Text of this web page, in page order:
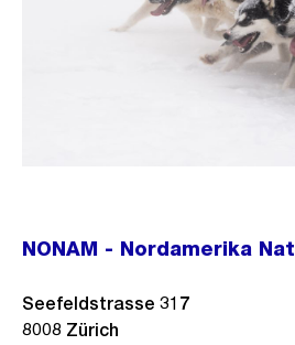
NONAM - Nordamerika
Seefeldstrasse 317
8008 Zürich